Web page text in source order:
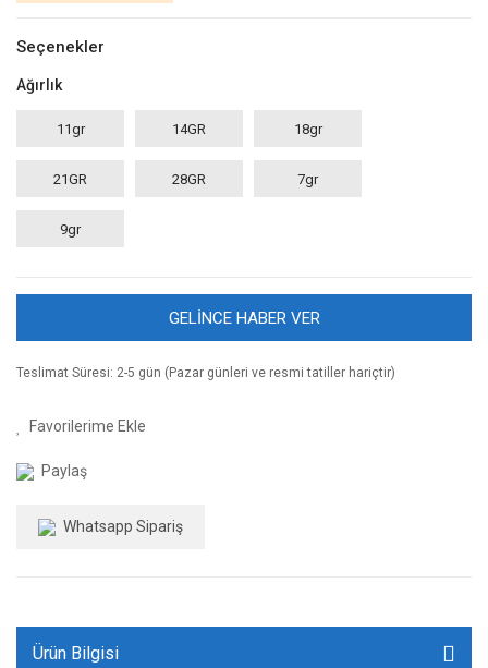
Seçenekler
Ağırlık
11gr 14GR 18gr
21GR 28GR 7gr
9gr
GELİNCE HABER VER
Teslimat Süresi: 2-5 gün (Pazar günleri ve resmi tatiller hariçtir)
Paylaş
Whatsapp Sipariş
Ürün Bilgisi